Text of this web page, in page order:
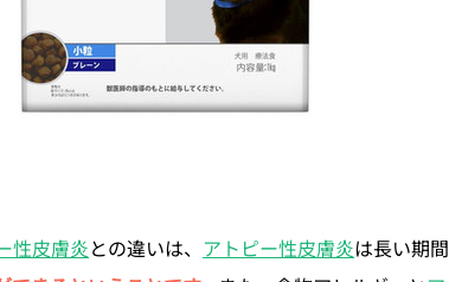
性皮膚炎との違いは、 アトピー性皮膚炎は長い期間